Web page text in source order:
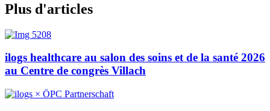
Plus d'articles
ilogs healthcare au salon des soins et de la santé 2026
au Centre de congrès Villach